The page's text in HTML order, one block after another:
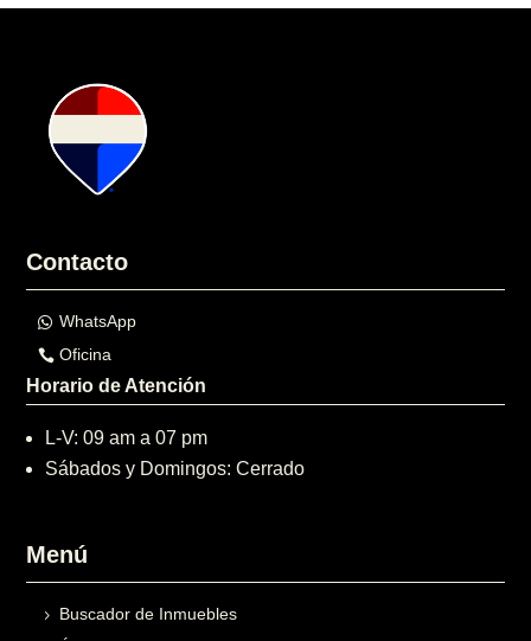
Contacto
WhatsApp
Oficina
Horario de Atención
L-V: 09 am a 07 pm
Sábados y Domingos: Cerrado
Menú
Buscador de Inmuebles